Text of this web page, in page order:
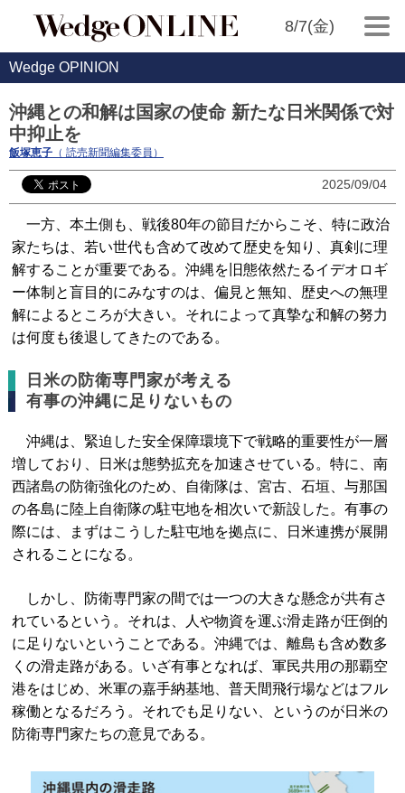
8/7(金)
Wedge OPINION
沖縄との和解は国家の使命 新たな日米関係で対
中抑止を
飯塚恵子 （ 読売新聞編集委員）
2025/09/04
一方、本土側も、戦後80年の節目だからこそ、特に政治
家たちは、若い世代も含めて改めて歴史を知り、真剣に理
解することが重要である。沖縄を旧態依然たるイデオロギ
ー体制と盲目的にみなすのは、偏見と無知、歴史への無理
解によるところが大きい。それによって真摯な和解の努力
は何度も後退してきたのである。
日米の防衛専門家が考える
有事の沖縄に足りないもの
沖縄は、緊迫した安全保障環境下で戦略的重要性が一層
増しており、日米は態勢拡充を加速させている。特に、南
西諸島の防衛強化のため、自衛隊は、宮古、石垣、与那国
の各島に陸上自衛隊の駐屯地を相次いで新設した。有事の
際には、まずはこうした駐屯地を拠点に、日米連携が展開
されることになる。
しかし、防衛専門家の間では一つの大きな懸念が共有さ
れているという。それは、人や物資を運ぶ滑走路が圧倒的
に足りないということである。沖縄では、離島も含め数多
くの滑走路がある。いざ有事となれば、軍民共用の那覇空
港をはじめ、米軍の嘉手納基地、普天間飛行場などはフル
稼働となるだろう。それでも足りない、というのが日米の
防衛専門家たちの意見である。